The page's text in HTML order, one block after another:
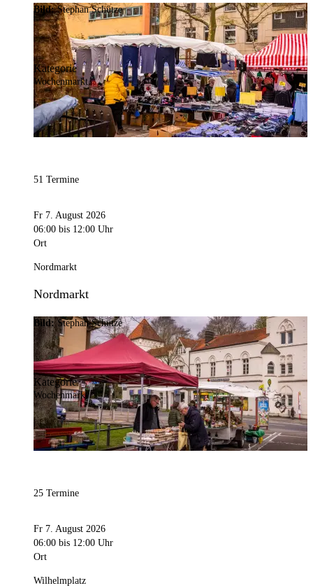
Bild:Stephan Schütze
Kategorie
Wochenmarkt
51 Termine
Fr 7. August 2026
06:00 bis 12:00 Uhr
Ort
Nordmarkt
Nordmarkt
Bild:Stephan Schütze
Kategorie
Wochenmarkt
25 Termine
Fr 7. August 2026
06:00 bis 12:00 Uhr
Ort
Wilhelmplatz